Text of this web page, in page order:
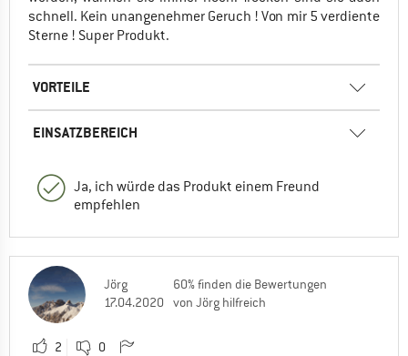
schnell. Kein unangenehmer Geruch ! Von mir 5 verdiente
Sterne ! Super Produkt.
VORTEILE
EINSATZBEREICH
Ja, ich würde das Produkt einem Freund
empfehlen
Jörg
17.04.2020
60% finden die Bewertungen
von Jörg hilfreich
2 0